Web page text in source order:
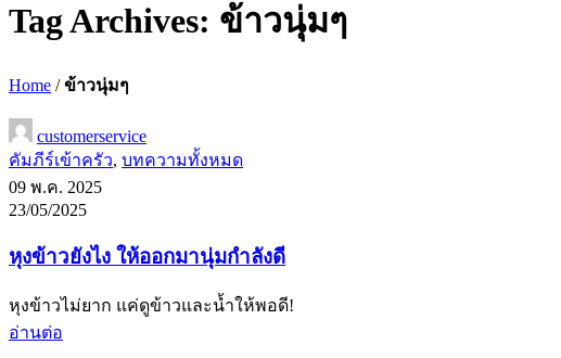
Tag Archives: ข้าวนุ่มๆ
Home /ข้าวนุ่มๆ
customerservice
คัมภีร์เข้าครัว, บทความทั้งหมด
09 พ.ค. 2025
23/05/2025
หุงข้าวยังไง ให้ออกมานุ่มกำลังดี
หุงข้าวไม่ยาก แค่ดูข้าวและน้ำให้พอดี!
อ่านต่อ